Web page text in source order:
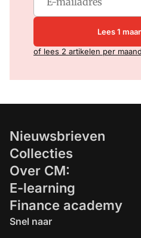
Lees 1
of lees 2 artikelen per
Nieuwsbrieven
Collecties
Over CM:
E-learning
Finance academy
Snel naar